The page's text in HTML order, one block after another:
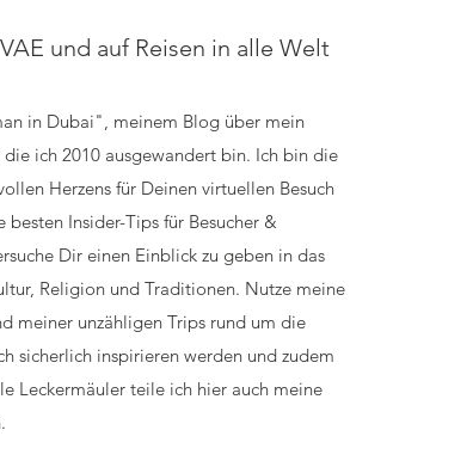
und auf Reisen in alle Welt
in Dubai", meinem Blog über mein
ich 2010 ausgewandert bin. Ich bin die
Herzens für Deinen virtuellen Besuch
Insider-Tips für Besucher &
Dir einen Einblick zu geben in das
Religion und Traditionen. Nutze meine
meiner unzähligen Trips rund um die
sicherlich inspirieren werden und zudem
Leckermäuler teile ich hier auch meine